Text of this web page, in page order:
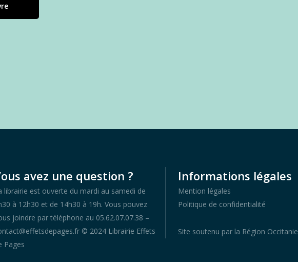
avez une question ?
librairie est ouverte du mardi au samedi de
à 12h30 et de 14h30 à 19h. Vous pouvez
joindre par téléphone au 05.62.07.07.38 –
© 2024 Librairie Effets
Pages
Informations légales
Mention légales
Politique de confidentialité
Site soutenu par la Région Occitanie